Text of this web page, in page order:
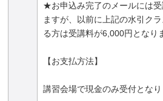
★お申込み完了のメールには
ますが、以前に上記の水引ク
る方は受講料が6,000円となり
【お支払方法】
講習会場で現金のみ受付とな